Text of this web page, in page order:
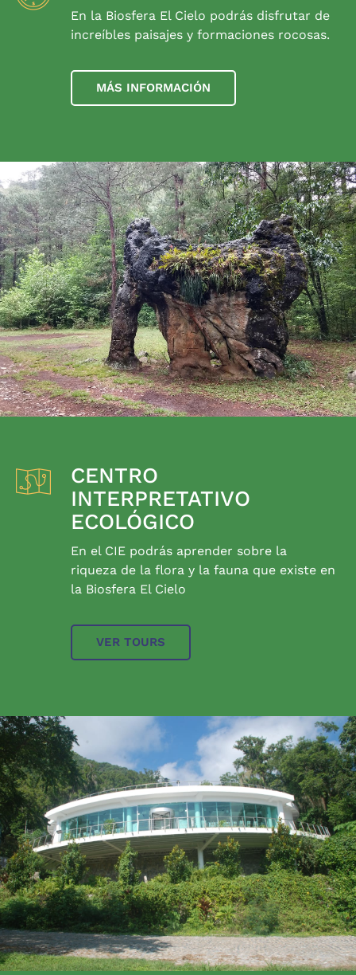
En la Biosfera El Cielo podrás disfrutar de
increíbles paisajes y formaciones rocosas.
MÁS INFORMACIÓN
CENTRO
INTERPRETATIVO
ECOLÓGICO
En el CIE podrás aprender sobre la
riqueza de la flora y la fauna que existe en
la Biosfera El Cielo
VER TOURS